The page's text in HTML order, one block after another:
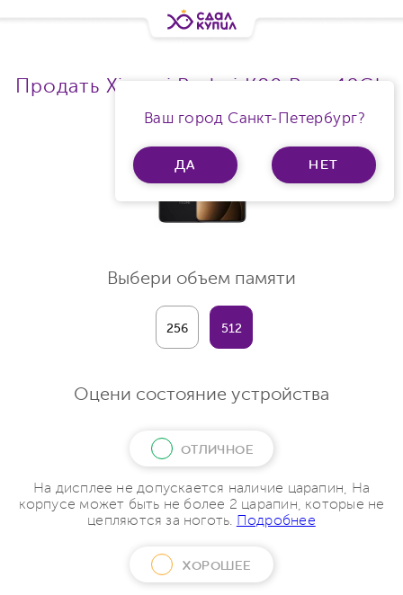
Ваш город Санкт-Петербург?
ДА НЕТ
Продать Xiaomi Redmi K80 Ram 12Gb
Выбери объем памяти
256 512
Оцени состояние устройства
ОТЛИЧНОЕ
На дисплее не допускается наличие царапин, На
корпусе может быть не более 2 царапин, которые не
цепляются за ноготь. Подробнее
ХОРОШЕЕ